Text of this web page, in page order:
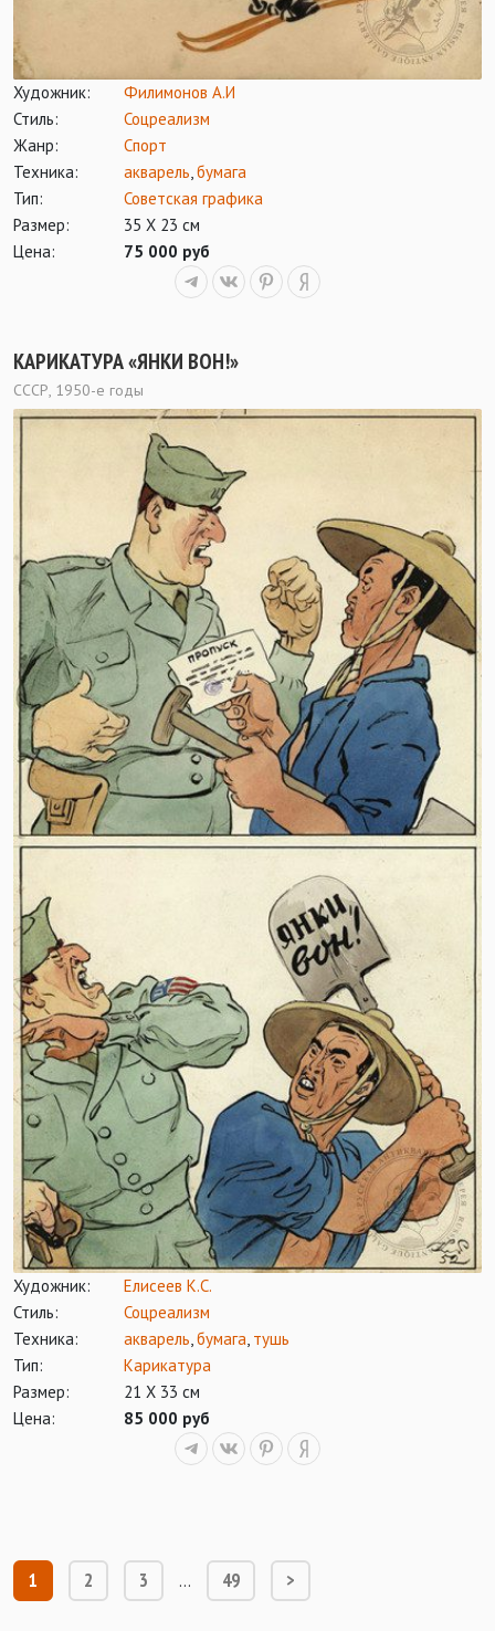
Художник:
Филимонов А.И
Стиль:
Соцреализм
Жанр:
Спорт
Техника:
акварель,бумага
Тип:
Советская графика
Размер:
35 Х 23 см
Цена:
75 000 руб
КАРИКАТУРА «ЯНКИ ВОН!»
СССР, 1950-е годы
Художник:
Елисеев К.С.
Стиль:
Соцреализм
Техника:
акварель,бумага, тушь
Тип:
Карикатура
Размер:
21 Х 33 см
Цена:
85 000 руб
1 2 3 … 49 >